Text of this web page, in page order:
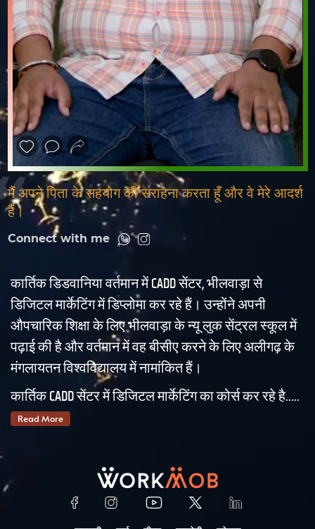
❯
मैं अपने पिता के सहयोग की सराहना करता हूँ और वे मेरे आदर्श
हैं।
Connect with me
कार्तिक डिडवानिया वर्तमान में CADD सेंटर, भीलवाड़ा से
डिजिटल मार्केटिंग में डिप्लोमा कर रहे हैं। उन्होंने अपनी
औपचारिक शिक्षा के लिए भीलवाड़ा के न्यू लुक सेंट्रल स्कूल में
पढ़ाई की है और वर्तमान में वह बीसीए करने के लिए अलीगढ़ के
मंगलायतन विश्वविद्यालय में नामांकित हैं।
कार्तिक CADD सेंटर में डिजिटल मार्केटिंग का कोर्स कर रहे है.....
Read More